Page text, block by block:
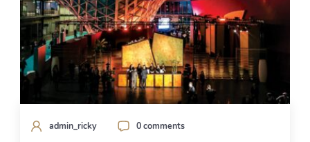
admin_ricky 0 comments